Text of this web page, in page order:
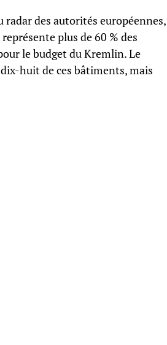
radar des autorités européennes,
plus de 60 % des
le budget du Kremlin. Le
huit de ces bâtiments, mais